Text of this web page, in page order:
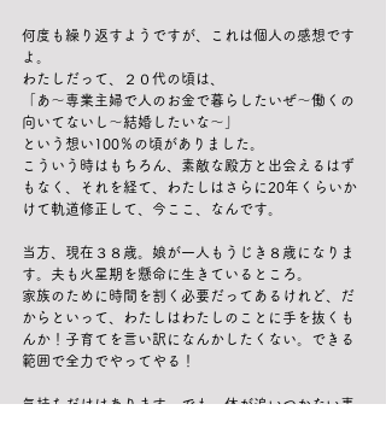
何度も繰り返すようですが、これは個人の感想です
よ。
わたしだって、２０代の頃は、
「あ〜専業主婦で人のお金で暮らしたいぜ〜働くの
向いてないし〜結婚したいな〜」
という想い100％の頃がありました。
こういう時はもちろん、素敵な殿方と出会えるはず
もなく、それを経て、わたしはさらに20年くらいか
けて軌道修正して、今ここ、なんです。
当方、現在３８歳。娘が一人もうじき８歳になりま
す。夫も火星期を懸命に生きているところ。
家族のために時間を割く必要だってあるけれど、だ
からといって、わたしはわたしのことに手を抜くも
んか！子育てを言い訳になんかしたくない。できる
範囲で全力でやってやる！
気持ちだけはあります。でも、体が追いつかない事